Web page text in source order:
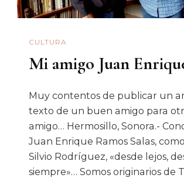
CULTURA
Mi amigo Juan
Muy contentos de publicar un
texto de un buen amigo para
amigo… Hermosillo, Sonora.-
Juan Enrique Ramos Salas,
Silvio Rodríguez, «desde lejos,
siempre»… Somos originarios de